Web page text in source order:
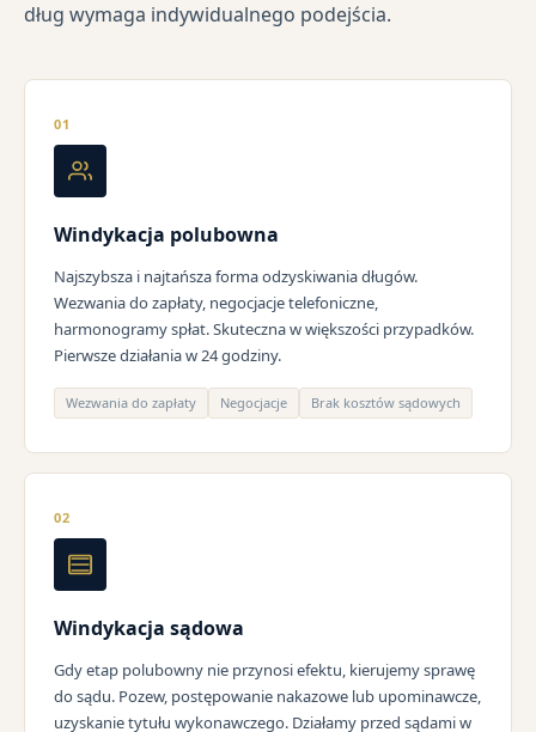
dług wymaga indywidualnego podejścia.
01
Windykacja polubowna
Najszybsza i najtańsza forma odzyskiwania długów.
Wezwania do zapłaty, negocjacje telefoniczne,
harmonogramy spłat. Skuteczna w większości przypadków.
Pierwsze działania w 24 godziny.
Wezwania do zapłaty Negocjacje Brak kosztów sądowych
02
Windykacja sądowa
Gdy etap polubowny nie przynosi efektu, kierujemy sprawę
do sądu. Pozew, postępowanie nakazowe lub upominawcze,
uzyskanie tytułu wykonawczego. Działamy przed sądami w